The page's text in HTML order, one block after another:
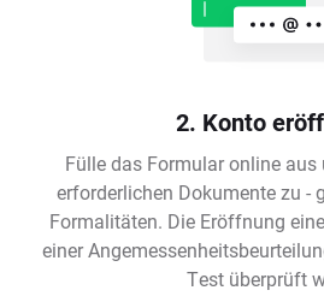
2. Konto
Fülle das Formular online aus
erforderlichen Dokumente zu -
Formalitäten. Die Eröffnung
einer
Test überprüft